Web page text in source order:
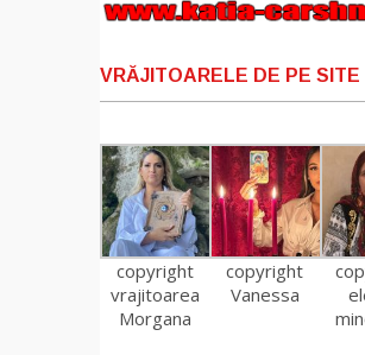
VRĂJITOARELE DE PE SITE
copyright
vrajitoarea
Morgana
copyright
Vanessa